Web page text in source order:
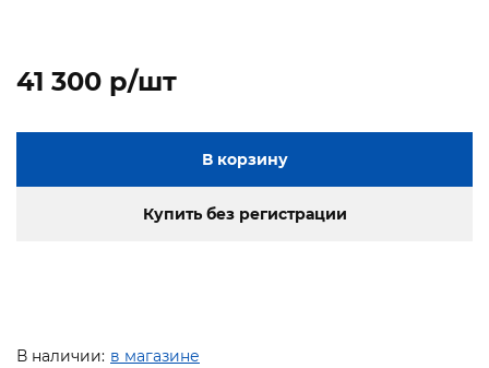
41 300 p/шт
В корзину
Купить без регистрации
В наличии: в магазине